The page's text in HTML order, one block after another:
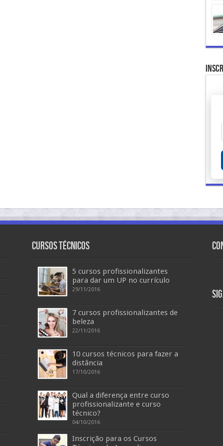
Cursos Técnicos
5 cursos profissionalizantes
para dar um UP no currículo
29/11/2016
7 cursos profissionalizantes de
beleza
22/11/2016
10 cursos técnicos para fazer a
distância
17/10/2016
Qual a diferença entre curso
profissionalizante e curso
técnico?
04/10/2016
Inscrição para os Cursos